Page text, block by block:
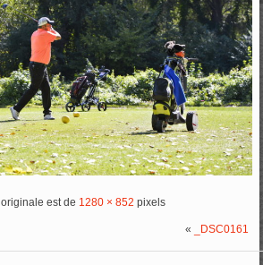
est de 1280 × 852 pixels
« _DSC0161